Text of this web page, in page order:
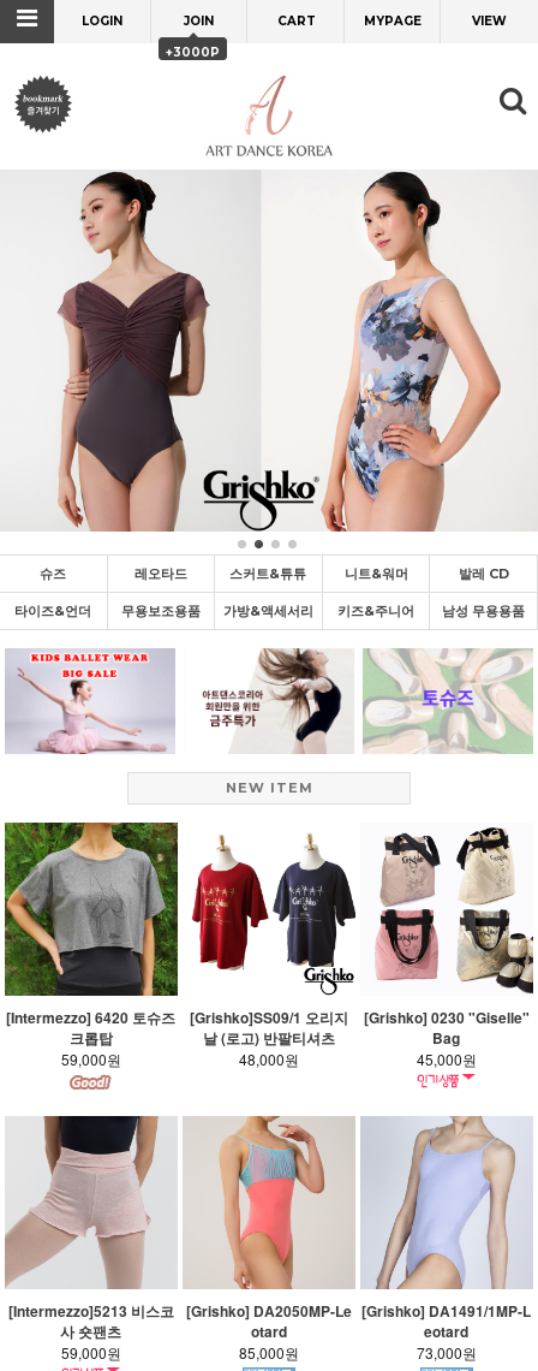
LOGIN JOIN
+3000P
CART MYPAGE VIEW
슈즈 레오타드 스커트&튜튜 니트&워머 발레 CD
타이즈&언더 무용보조용품 가방&액세서리 키즈&주니어 남성 무용용품
NEW ITEM
[Intermezzo] 6420 토슈즈
크롭탑
59,000원
[Grishko]SS09/1 오리지
날 (로고) 반팔티셔츠
48,000원
[Grishko] 0230 "Giselle"
Bag
45,000원
[Intermezzo]5213 비스코
사 숏팬츠
59,000원
[Grishko] DA2050MP-Le
otard
85,000원
[Grishko] DA1491/1MP-L
eotard
73,000원